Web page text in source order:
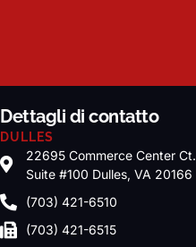
Dettagli di contatto
DULLES
22695 Commerce Center Ct.
Suite #100 Dulles, VA 20166
(703) 421-6510
(703) 421-6515